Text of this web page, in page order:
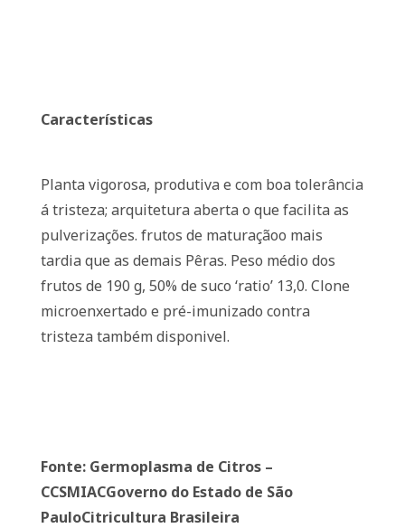
Características
Planta vigorosa, produtiva e com boa tolerância
á tristeza; arquitetura aberta o que facilita as
pulverizações. frutos de maturaçãoo mais
tardia que as demais Pêras. Peso médio dos
frutos de 190 g, 50% de suco ‘ratio’ 13,0. Clone
microenxertado e pré-imunizado contra
tristeza também disponivel.
Fonte: Germoplasma de Citros –
CCSMIACGoverno do Estado de São
PauloCitricultura Brasileira